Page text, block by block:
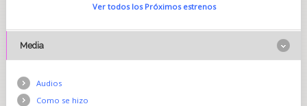
Ver todos los Próximos estrenos
Media
Audios
Como se hizo